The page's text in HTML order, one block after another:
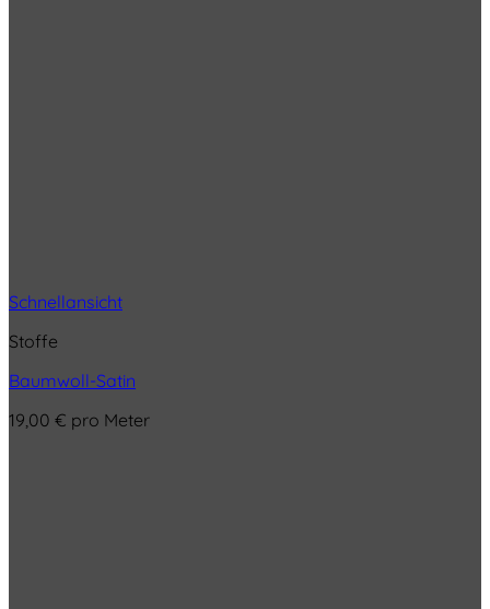
Schnellansicht
Stoffe
Baumwoll-Satin
19,00 € pro Meter